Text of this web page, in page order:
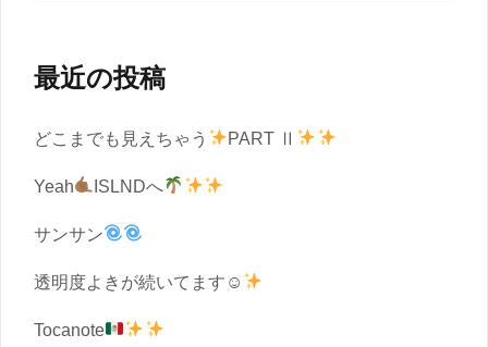
最近の投稿
どこまでも見えちゃう PART Ⅱ
Yeah ISLNDへ
サンサン
透明度よきが続いてます☺︎
Tocanote